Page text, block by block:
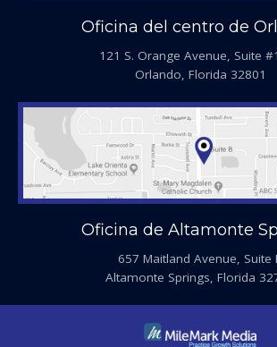
Oficina del centro de
121 S. Orange Avenue, Suite
Orlando, Florida 32801
Oficina de Altamonte
657 Maitland Avenue, Suite
Altamonte Springs, Florida